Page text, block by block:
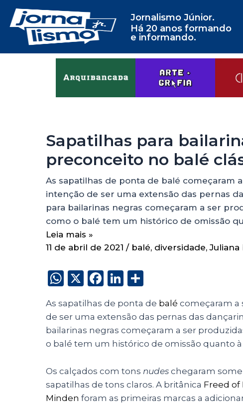
Jornalismo Júnior.
Há 20 anos formando
e informando.
Sapatilhas para
preconceito no balé
As sapatilhas de ponta de balé começaram
intenção de ser uma extensão das pernas
para bailarinas negras começaram a ser
como o balé tem um histórico de omissão
Leia mais »
11 de abril de 2021 / balé, diversidade,Juliana
W
a
ts
A
p
X
F
c
e
b
o
k
Li
k
e
dI
a
re
As sapatilhas de ponta de balé começaram a
de ser uma extensão das pernas das
bailarinas negras começaram a ser
o balé tem um histórico de omissão quanto à
Os calçados com tons nudes chegaram
sapatilhas de tons claros. A britânica Freed of
Minden foram as primeiras marcas a